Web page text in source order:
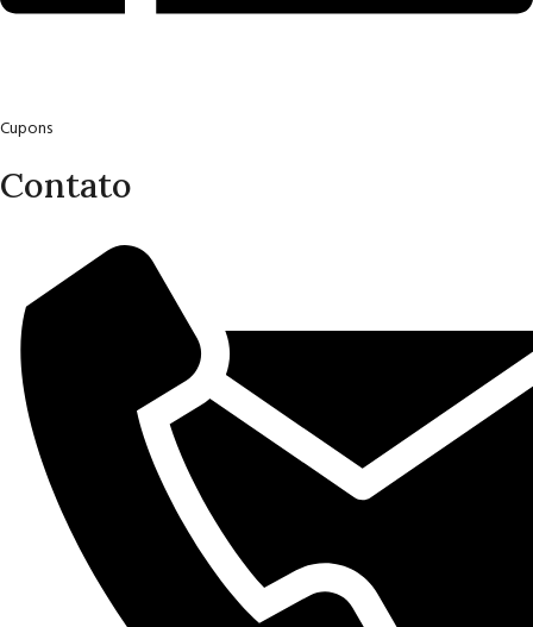
Cupons
Contato